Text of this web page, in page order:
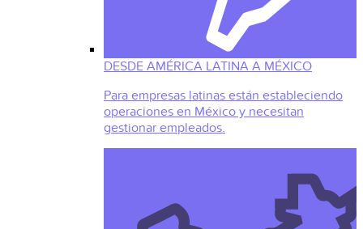
DESDE AMÉRICA LATINA A MÉXICO
Para empresas latinas están estableciendo
operaciones en México y necesitan
gestionar empleados.